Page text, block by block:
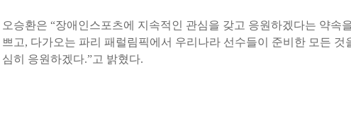
오승환은 “장애인스포츠에 지속적인 관심을 갖고 응원하겠다는 약속
쁘고, 다가오는 파리 패럴림픽에서 우리나라 선수들이 준비한 모든 것
심히 응원하겠다.”고 밝혔다.